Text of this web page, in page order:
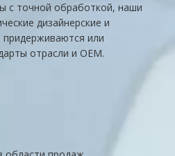
с точной обработкой, наши
дизайнерские и
придерживаются или
отрасли и OEM.